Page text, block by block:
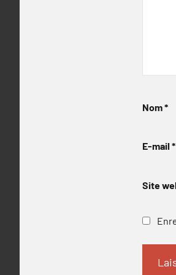
Nom*
E-mail *
Site